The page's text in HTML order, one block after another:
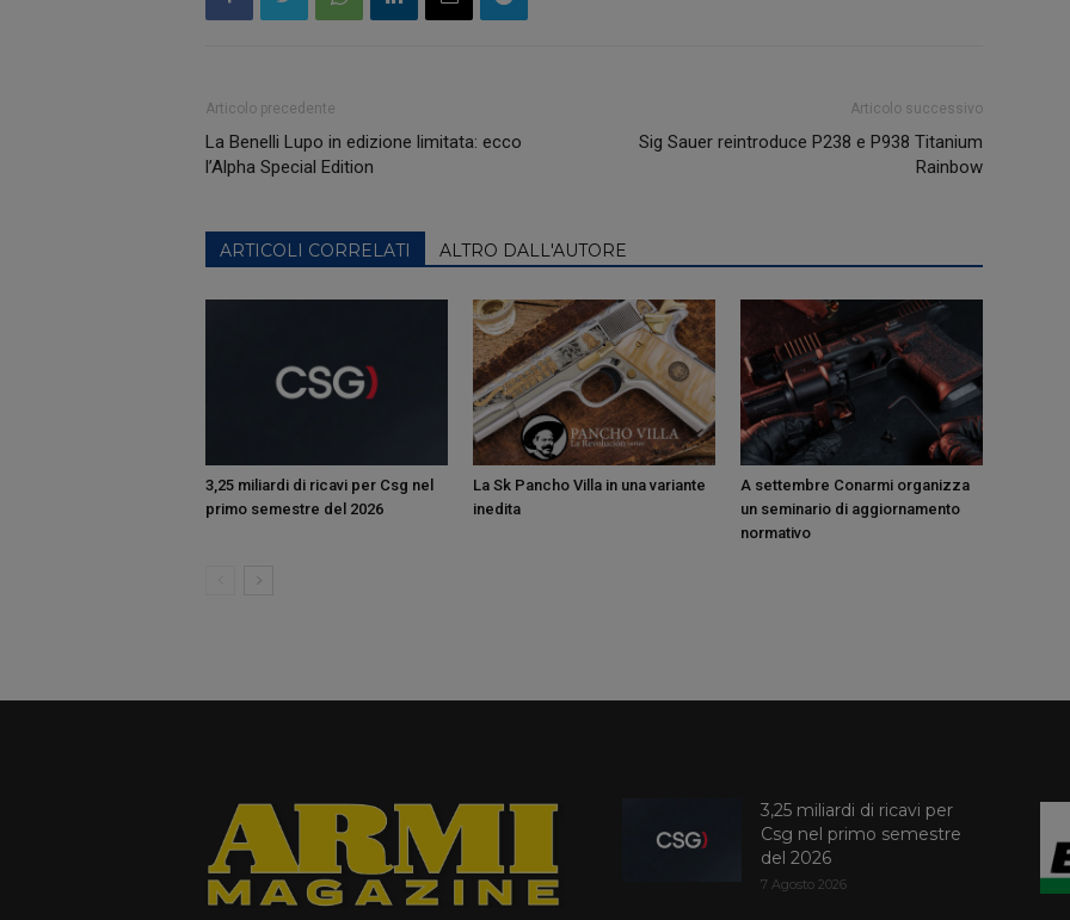
Articolo precedente
La Benelli Lupo in edizione limitata: ecco
l’Alpha Special Edition
Articolo successivo
Sig Sauer reintroduce P238 e P938 Titanium
Rainbow
ARTICOLI CORRELATI ALTRO DALL'AUTORE
3,25 miliardi di ricavi per Csg nel
primo semestre del 2026
La Sk Pancho Villa in una variante
inedita
A settembre Conarmi organizza
un seminario di aggiornamento
normativo
3,25 miliardi di ricavi per
Csg nel primo semestre
del 2026
7 Agosto 2026